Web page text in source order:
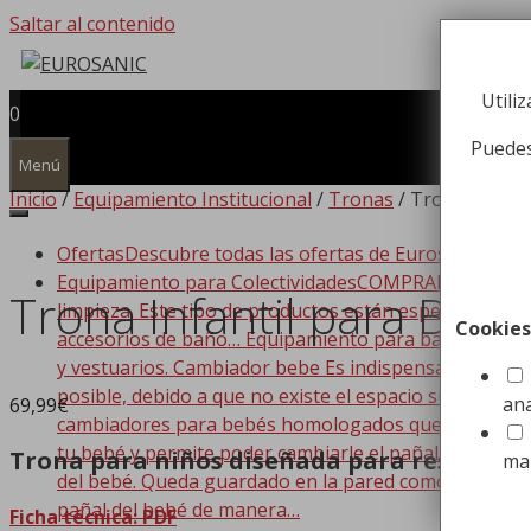
Saltar al contenido
0
Menú
OfertasDescubre todas las ofertas de Eurosanic!!!
Equipamiento para ColectividadesCOMPRAR
limpieza. Este tipo de productos están
accesorios de baño… Equipamiento para baño
y vestuarios. Cambiador bebe Es indispensable que
posible, debido a que no existe el espacio suficiente
cambiadores para bebés homologados que se
tu bebé y permite poder cambiarle el pañal de
del bebé. Queda guardado en la pared como si de
pañal del bebé de manera…
Inicio/Equipamiento Institucional / Tronas / Trona Infantil
Trona Infantil para Bebés
69,99€
Trona para niños diseñada para
Ficha técnica: PDF
Cookies